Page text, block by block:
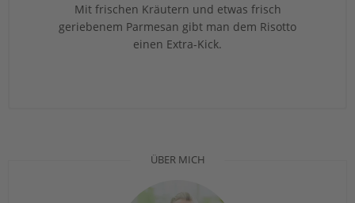
Mit frischen Kräutern und etwas frisch
geriebenem Parmesan gibt man dem Risotto
einen Extra-Kick.
ÜBER MICH